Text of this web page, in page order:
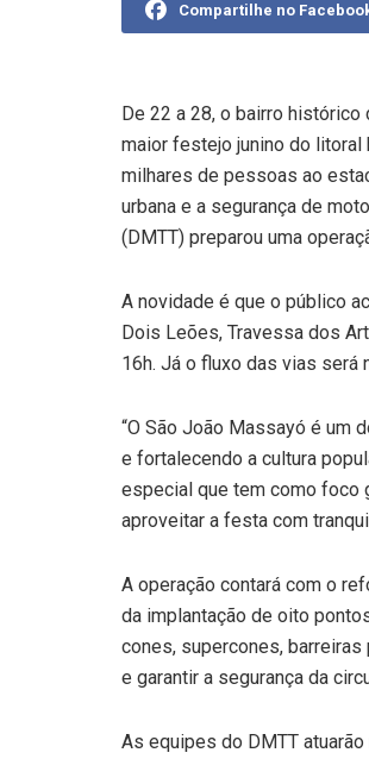
Compartilhe no
De 22 a 28, o bairro
maior festejo junino do litoral
milhares de pessoas ao
urbana e a segurança de
(DMTT) preparou uma
A novidade é que o público
Dois Leões, Travessa dos
16h. Já o fluxo das vias
“O São João Massayó é um
e fortalecendo a cultura
especial que tem como foco
aproveitar a festa com
A operação contará com o
da implantação de oito
cones, supercones,
e garantir a segurança da
As equipes do DMTT